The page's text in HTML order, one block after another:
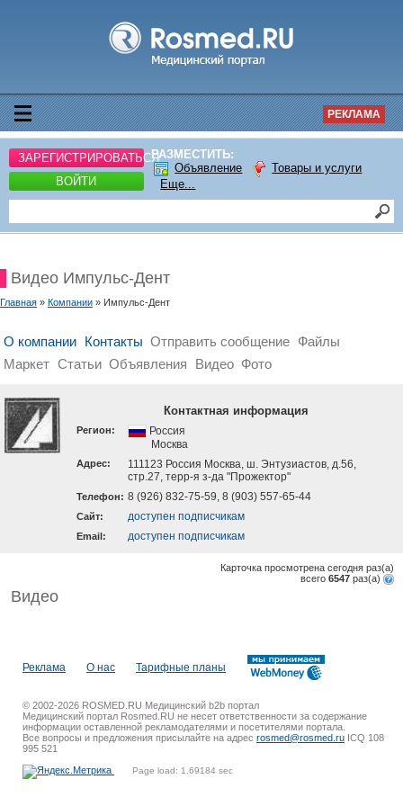
РЕКЛАМА
ЗАРЕГИСТРИРОВАТЬСЯ
ВОЙТИ
РАЗМЕСТИТЬ:
Объявление
Товары и услуги
Еще...
Видео Импульс-Дент
Главная » Компании » Импульс-Дент
О компании Контакты Отправить сообщение Файлы
Маркет Статьи Объявления Видео Фото
Контактная информация
Регион:
Россия
Москва
Адрес:
111123 Россия Москва, ш. Энтузиастов, д.56,
стр.27, терр-я з-да "Прожектор"
Телефон: 8 (926) 832-75-59, 8 (903) 557-65-44
Cайт: доступен подписчикам
Email: доступен подписчикам
Карточка просмотрена сегодня раз(a)
всего 6547 раз(a)
Видео
Реклама О нас Тарифные планы
© 2002-2026 ROSMED.RU Медицинский b2b портал
Медицинский портал Rosmed.RU не несет ответственности за содержание
информации оставленной рекламодателями и посетителями портала.
Все вопросы и предложения присылайте на адрес rosmed@rosmed.ru ICQ 108
995 521
Page load: 1.69184 sec